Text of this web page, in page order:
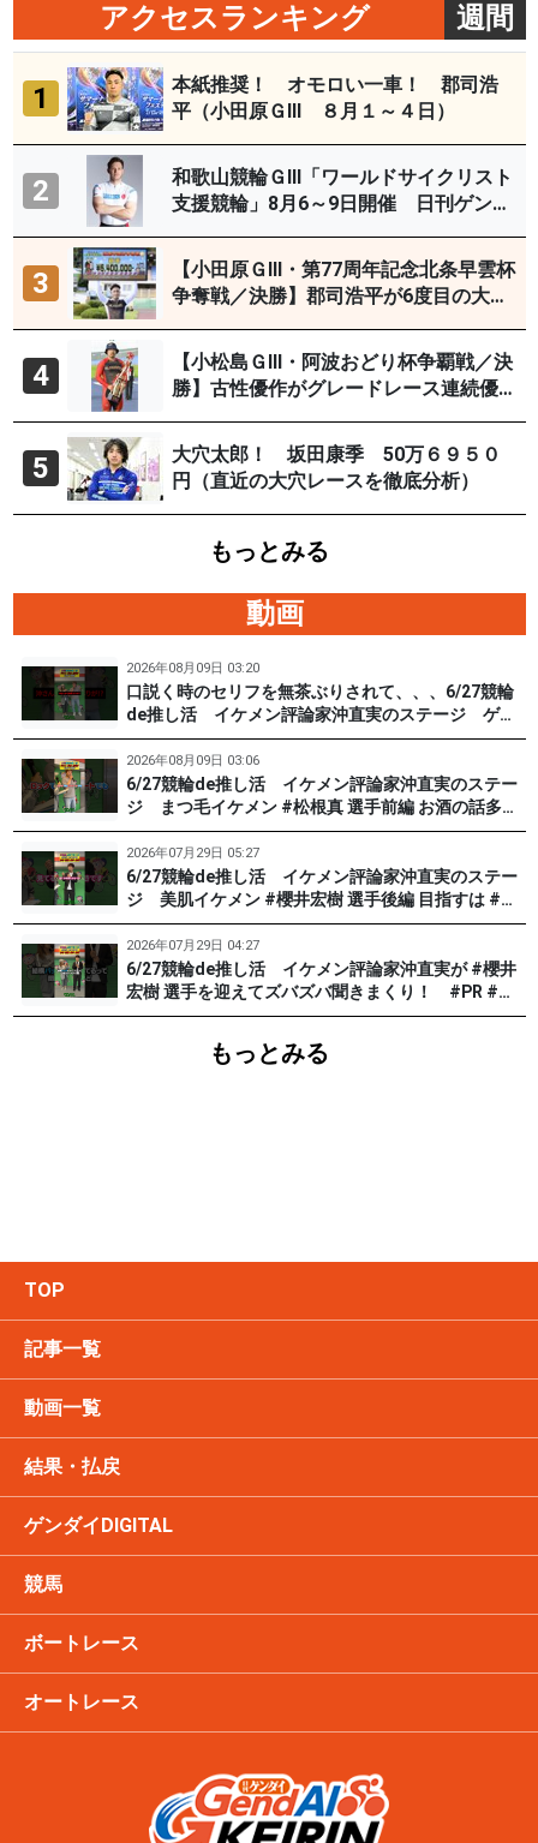
アクセスランキング 週間
1
本紙推奨！ オモロい一車！ 郡司浩
平（小田原ＧⅢ ８月１～４日）
2
和歌山競輪ＧⅢ「ワールドサイクリスト
支援競輪」8月6～9日開催 日刊ゲンダ
頃から予想生配信
3
【小田原ＧⅢ・第77周年記念北条早雲杯
争奪戦／決勝】郡司浩平が6度目の大会
4
【小松島ＧⅢ・阿波おどり杯争覇戦／決
勝】古性優作がグレードレース連続優
5
大穴太郎！ 坂田康季 50万６９５０
円（直近の大穴レースを徹底分析）
もっとみる
動画
2026年08月09日 03:20
口説く時のセリフを無茶ぶりされて、、、6/27競輪
de推し活 イケメン評論家沖直実のステージ ゲス
ト #松根真 選手（東京90期）後編 #PR #松戸けい
りん
2026年08月09日 03:06
6/27競輪de推し活 イケメン評論家沖直実のステー
ジ まつ毛イケメン #松根真 選手前編 お酒の話多め
です。 #PR #松戸けいりん
2026年07月29日 05:27
6/27競輪de推し活 イケメン評論家沖直実のステー
ジ 美肌イケメン #櫻井宏樹 選手後編 目指すは #田
中みな実 !? #PR #松戸けいりん
2026年07月29日 04:27
6/27競輪de推し活 イケメン評論家沖直実が #櫻井
宏樹 選手を迎えてズバズバ聞きまくり！ #PR #松
戸けいりん #和田健太郎
もっとみる
TOP
記事一覧
動画一覧
結果・払戻
ゲンダイDIGITAL
競馬
ボートレース
オートレース